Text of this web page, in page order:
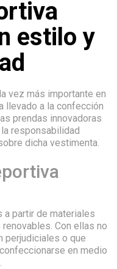
estilo y
vez más importante en
llevado a la confección
prendas innovadoras
responsabilidad
dicha vestimenta.
a partir de materiales
Con ellas no
perjudiciales o que
en medio